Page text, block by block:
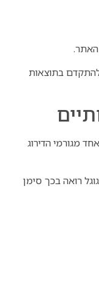
האתר.
בתוצאות
מגורמי הדירוג
רואה בכך סימן